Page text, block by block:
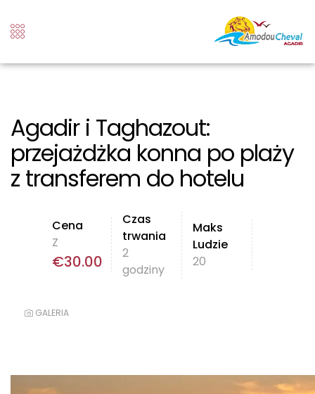
Agadir i Taghazout:
przejażdżka konna po plaży
z transferem do hotelu
Cena
Z
€30.00
Czas
trwania
2
godziny
Maks
Ludzie
20
GALERIA